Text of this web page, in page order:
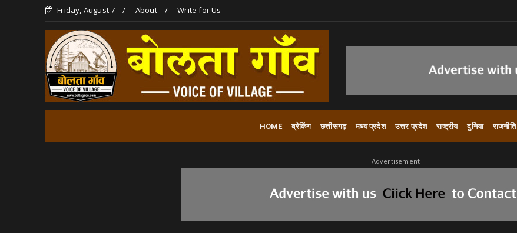
Friday, August 7 About Write for Us
HOME ब्रेकिंग छत्तीसगढ़ मध्य प्रदेश उत्तर प्रदेश राष्ट्रीय दुनिया राजनीति
- Advertisement -